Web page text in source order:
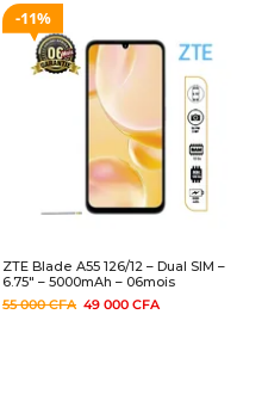
11%
ZTE Blade A55 126/12 – Dual SIM –
6.75″ – 5000mAh – 06mois
55 000CFA 49 000 CFA